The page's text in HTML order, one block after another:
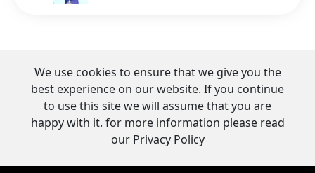
We use cookies to ensure that we give you the
best experience on our website. If you continue
to use this site we will assume that you are
happy with it. for more information please read
our Privacy Policy